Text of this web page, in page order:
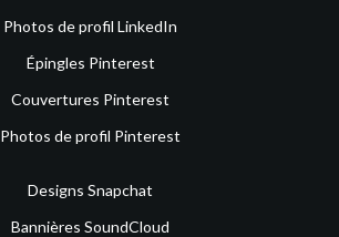
Photos de profil LinkedIn
Épingles Pinterest
Couvertures Pinterest
Photos de profil Pinterest
Designs Snapchat
Bannières SoundCloud